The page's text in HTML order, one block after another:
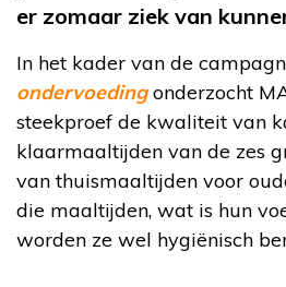
er zomaar ziek van
In het kader van de
ondervoedingonderzocht
steekproef de kwaliteit van
klaarmaaltijden van de zes
van thuismaaltijden voor
die maaltijden, wat is hun
worden ze wel hygiënisch